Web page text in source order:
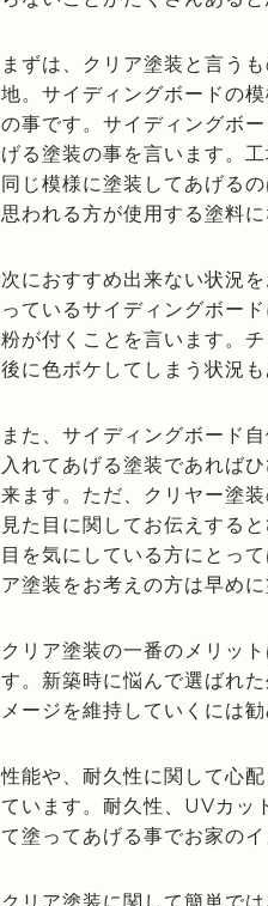
まずは、クリア塗装と言う
地。サイディングボードの
の事です。サイディングボ
げる塗装の事を言います。
同じ模様に塗装してあげる
思われる方が使用する塗料に
次におすすめ出来ない状況
っているサイディングボー
粉が付くことを言います。
後に色ボケしてしまう状況
また、サイディングボード
入れてあげる塗装であれば
来ます。ただ、クリヤー塗
見た目に関してお伝えする
目を気にしている方にとっ
ア塗装をお考えの方は早め
クリア塗装の一番のメリッ
す。新築時に悩んで選ばれ
メージを維持していくには
性能や、耐久性に関して心
ています。耐久性、UVカッ
て塗ってあげる事でお家の